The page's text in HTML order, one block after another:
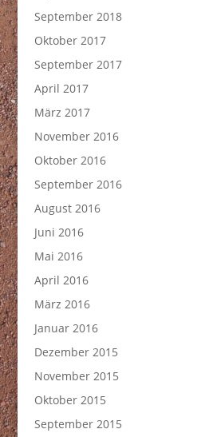
September 2018
Oktober 2017
September 2017
April 2017
März 2017
November 2016
Oktober 2016
September 2016
August 2016
Juni 2016
Mai 2016
April 2016
März 2016
Januar 2016
Dezember 2015
November 2015
Oktober 2015
September 2015